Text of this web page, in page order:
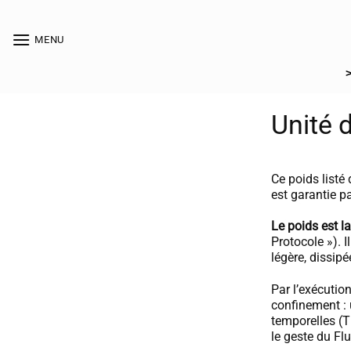
contenu
MENU
>
Unité
Ce poids listé
est garantie
Le poids est
Protocole »).
légère,
Par
confinement :
temporelles
le geste du